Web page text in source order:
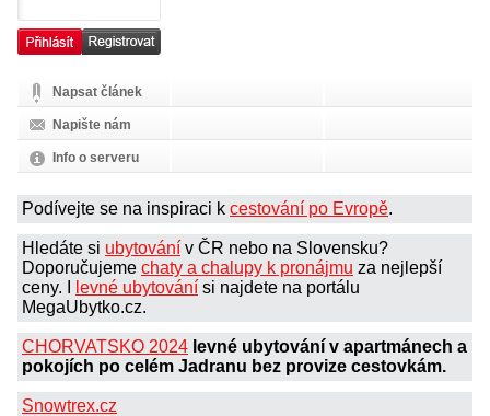
Napsat článek
Napište nám
Info o serveru
Podívejte se na inspiraci k cestování po Evropě.
Hledáte si ubytování v ČR nebo na Slovensku?
Doporučujeme chaty a chalupy k pronájmu za nejlepší
ceny. I
levné ubytování si najdete na portálu
MegaUbytko.cz.
CHORVATSKO 2024 levné ubytování v apartmánech a
pokojích po celém Jadranu bez provize cestovkám.
Snowtrex.cz